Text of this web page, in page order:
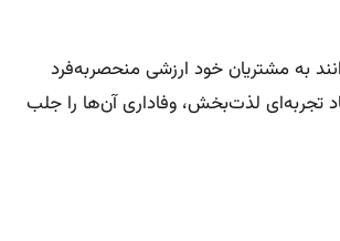
به مشتریان خود ارزشی منحصربه‌فرد
تجربه‌ای لذت‌بخش، وفاداری آن‌ها را جلب